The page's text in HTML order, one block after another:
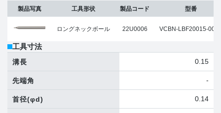
製品写真 工具形状
ロングネックボール
製品コード
22U0006
型番
VCBN-LBF20015-
工具寸法
溝長 0.15
先端角 -
首径(φd) 0.14